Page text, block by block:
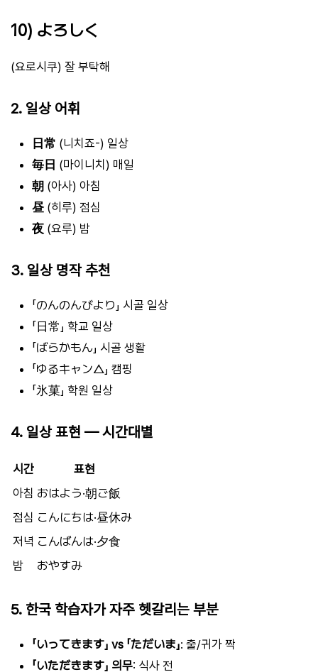
10) よろしく
(요로시쿠) 잘 부탁해
2. 일상 어휘
日常 (니치죠-) 일상
毎日 (마이니치) 매일
朝 (아사) 아침
昼 (히루) 점심
夜 (요루) 밤
3. 일상 명작 추천
「のんのんびより」 시골 일상
「日常」 학교 일상
「ばらかもん」 시골 생활
「ゆるキャン△」 캠핑
「氷菓」 학원 일상
4. 일상 표현 — 시간대별
시간
표현
아침 おはよう·朝ご飯
점심 こんにちは·昼休み
저녁 こんばんは·夕食
밤
おやすみ
5. 한국 학습자가 자주 헷갈리는 부분
「いってきます」 vs 「ただいま」: 출/귀가 짝
「いただきます」 의무: 식사 전